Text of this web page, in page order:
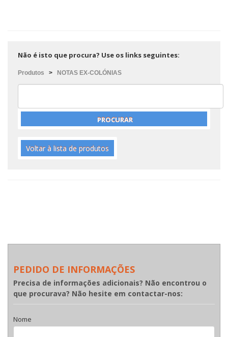
Não é isto que procura? Use os links seguintes:
Produtos > NOTAS EX-COLÓNIAS
Voltar à lista de produtos
PEDIDO DE INFORMAÇÕES
Precisa de informações adicionais? Não encontrou o
que procurava? Não hesite em contactar-nos:
Nome